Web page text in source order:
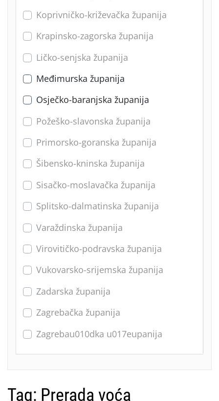
Koprivničko-križevačka županija
Krapinsko-zagorska županija
Ličko-senjska županija
Međimurska županija
Osječko-baranjska županija
Požeško-slavonska županija
Primorsko-goranska županija
Šibensko-kninska županija
Sisačko-moslavačka županija
Splitsko-dalmatinska županija
Varaždinska županija
Virovitičko-podravska županija
Vukovarsko-srijemska županija
Zadarska županija
Zagrebačka županija
Zagrebau010dka u017eupanija
Tag: Prerada voća